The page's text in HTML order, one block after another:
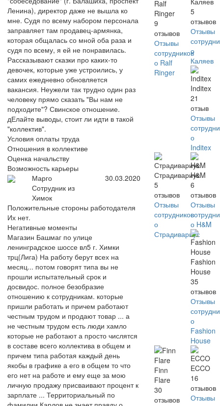
Ленина), директор даже не вышла ко
мне. Судя по всему набором персонала
заправляет там продавец-армянка,
которая общалась со мной оба раза и
судя по всему, я ей не понравилась.
Рассказывают сказки про каких-то
девочек, которые уже устроились, у
самих ежедневно обновляется
вакансия. Неужели так трудно один раз
человеку прямо сказать "Вы нам не
подходите"? Свинское отношение.
дЕлайте выводы, стоит ли идти в такой
"коллектив".
Условия оплаты труда
Отношения в коллективе
Оценка начальству
Возможность карьеры
Марго
Сотрудник из
Химок
30.03.2020
Положительные стороны работодателя
Их нет.
Негативные моменты
Магазин Башмаг по улице
ленинградское шоссе вл5 г. Химки
трц(Лига) На работу берут всех на
месяц... потом говорят типа вы не
прошли испытательный срок и
досвидос. полное безобразие
отношению к сотрудникам. которые
пришли работать и причем работают
честным трудом и продают товар ... а
не честным трудом есть люди хамло
которые не работают а просто числятся
в составе всего коллектива в общем и
причем типа работая каждый день
якобы в графике а его в общем то что
его нет на работе и ему еще за мою
личную продажу присваивают процент к
зарплате ... Территориальный по
Ralf
Ringer
9
отзывов
Отзывы
сотрудников
о Ralf
Ringer
5
отзывов
Отзывы
о
Каляев
Inditex
21
отзыв
Отзывы
о
Inditex
Страдивариус
5
отзывов
Отзывы
сотрудников
о
Страдивариус
H&M
6
отзывов
Отзывы
о H&M
Fashion
House
35
отзывов
Отзывы
о
Fashion
House
Finn
Flare
30
отзывов
ECCO
16
отзывов
Отзывы